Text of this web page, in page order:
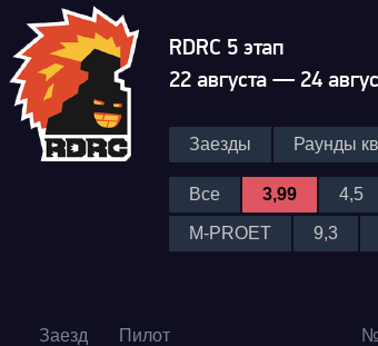
Гонка
RDRC 5 этап
22 августа — 24
Заезды Раунды
Все 3,99 4,5
M-PROET 9,3
Заезд Пилот